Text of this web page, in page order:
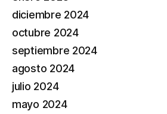
diciembre 2024
octubre 2024
septiembre 2024
agosto 2024
julio 2024
mayo 2024